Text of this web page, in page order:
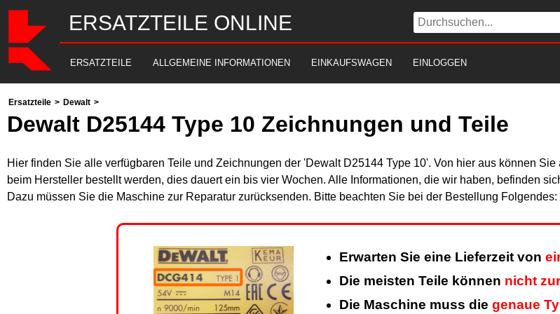
ERSATZTEILE ONLINE
ERSATZTEILE ALLGEMEINE INFORMATIONEN EINKAUFSWAGEN EINLOGGEN
Ersatzteile > Dewalt >
Dewalt D25144 Type 10 Zeichnungen und Teile
Hier finden Sie alle verfügbaren Teile und Zeichnungen der 'Dewalt D25144 Type 10'. Von hier aus können
beim Hersteller bestellt werden, dies dauert ein bis vier Wochen. Alle Informationen, die wir haben, befinden
Dazu müssen Sie die Maschine zur Reparatur zurücksenden. Bitte beachten Sie bei der Bestellung Folgendes:
Erwarten Sie eine Lieferzeit von
Die meisten Teile können nicht
Die Maschine muss die genaue